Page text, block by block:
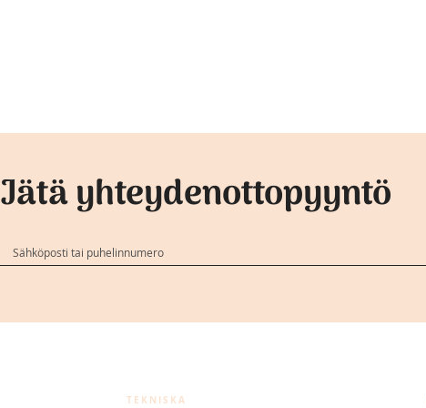
Jätä yhteydenottopyyntö
TEKNISKA